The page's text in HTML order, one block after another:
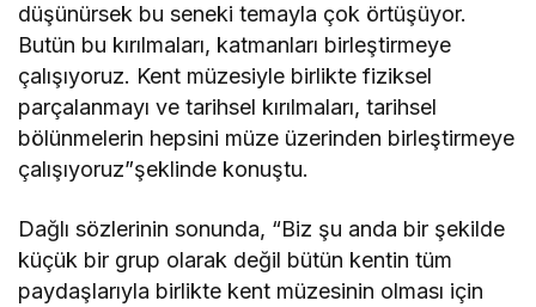
düşünürsek bu seneki temayla çok örtüşüyor.
Butün bu kırılmaları, katmanları birleştirmeye
çalışıyoruz. Kent müzesiyle birlikte fiziksel
parçalanmayı ve tarihsel kırılmaları, tarihsel
bölünmelerin hepsini müze üzerinden birleştirmeye
çalışıyoruz”şeklinde konuştu.
Dağlı sözlerinin sonunda, “Biz şu anda bir şekilde
küçük bir grup olarak değil bütün kentin tüm
paydaşlarıyla birlikte kent müzesinin olması için